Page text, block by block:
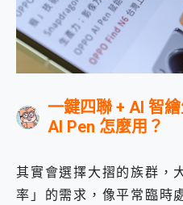
一鍵四聯 + AI 智
AI Pen 怎麼用？
其實會選擇大摺的族群，
率」的需求，像平常臨時